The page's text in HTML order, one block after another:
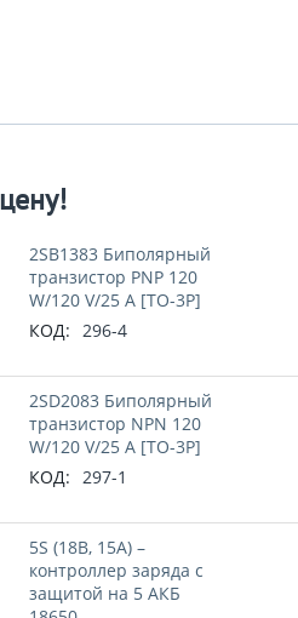
2SB1383 Биполярный
транзистор PNP 120
W/120 V/25 A [TO-3P]
КОД: 296-4
2SD2083 Биполярный
транзистор NPN 120
W/120 V/25 A [TO-3P]
КОД: 297-1
5S (18В, 15А) –
контроллер заряда с
защитой на 5 АКБ